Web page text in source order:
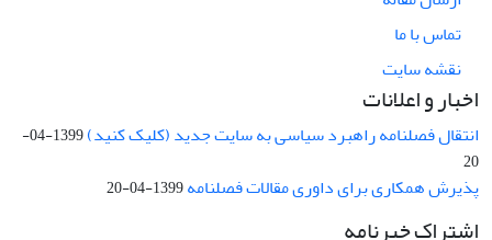
تماس با ما
نقشه سایت
اخبار و اعلانات
انتقال فصلنامه راهبرد سیاسی به سایت جدید (کلیک کنید)
1399-04-
20
پذیرش همکاری برای داوری مقالات فصلنامه1399-04-20
اشتراک خبرنامه